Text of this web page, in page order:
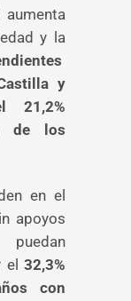
aumenta
y la
y
21,2%
de los
en el
apoyos
32,3%
con